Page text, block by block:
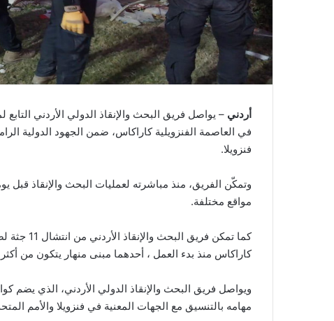
أردني – يواصل فريق البحث والإنقاذ الدولي الأردني التابع
في العاصمة الفنزويلية كاراكاس، ضمن الجهود الدولية
فنزويلا.
وتمكّن الفريق، منذ مباشرته لعمليات البحث والإنقاذ
مواقع مختلفة.
كما تمكن
كاراكاس منذ بدء العمل ، أحدهما مبنى منهار يتكون من أكثر من 10
ويواصل فريق البحث والإنقاذ الدولي الأردني، الذي يضم
مهامه بالتنسيق مع الجهات المعنية في فنزويلا والأمم